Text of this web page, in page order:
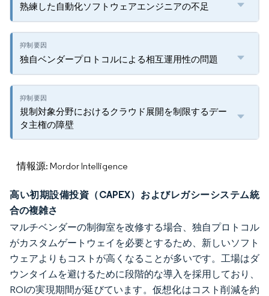
熟練した自動化ソフトウェアエンジニアの不足
独自ベンダープロトコルによる相互運用性の問題
規制対象分野におけるクラウド展開を制限するデー
タ主権の障壁
情報源: Mordor Intelligence
高い初期設備投資（CAPEX）およびレガシーシステム統
合の複雑さ
マルチベンダーの制御室を改修する場合、独自プロトコル
がカスタムゲートウェイを必要とするため、新しいソフト
ウェアよりもコストが高くなることが多いです。工場はダ
ウンタイムを避けるために段階的な導入を採用しており、
ROIの実現期間が延びています。仮想化はコスト削減を約